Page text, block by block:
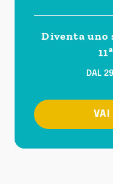
Diventa uno
DAL
VAI